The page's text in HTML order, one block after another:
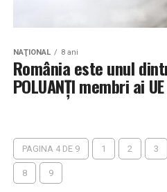
NAŢIONAL 8 ani
România este unul
POLUANŢI membri ai UE
PAGINA 4 DE 9 1 2 3
8 9